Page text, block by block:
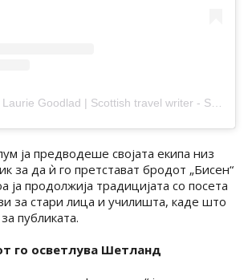
ја предводеше својата екипа низ
за да ѝ го претстават бродот „Бисен“
ја продолжија традицијата со посета
за стари лица и училишта, каде што
публиката.
го осветлува Шетланд